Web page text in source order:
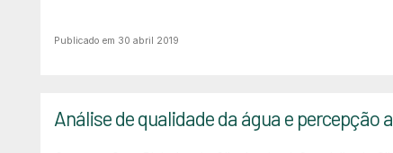
Publicado em 30 abril 2019
Análise de qualidade da água e